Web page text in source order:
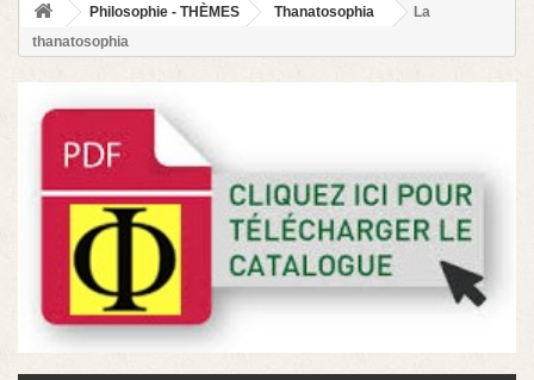
Philosophie - THÈMES Thanatosophia
La
thanatosophia